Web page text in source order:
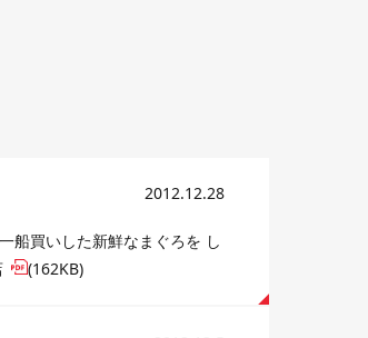
2012.12.28
船買いした新鮮なまぐろを し
(162KB)